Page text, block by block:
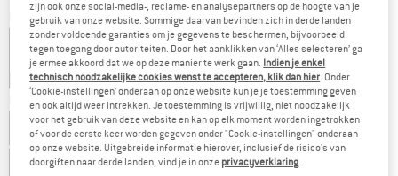
Kleur:Pink
-25% -25% -25% -25%
Kies een maat:
EU24 EU25 EU26 EU27 EU28 EU29
EU30 EU31 EU32 EU33 EU34
zijn ook onze social-media-, reclame- en analysepartners op de hoogte van je
gebruik van onze website. Sommige daarvan bevinden zich in derde landen
zonder voldoende garanties om je gegevens te beschermen, bijvoorbeeld
tegen toegang door autoriteiten. Door het aanklikken van ‘Alles selecteren’ ga
je ermee akkoord dat we op deze manier te werk gaan. Indien je enkel
technisch noodzakelijke cookies wenst te accepteren, klik dan hier . Onder
‘Cookie-instellingen’ onderaan op onze website kun je je toestemming geven
en ook altijd weer intrekken. Je toestemming is vrijwillig, niet noodzakelijk
voor het gebruik van deze website en kan op elk moment worden ingetrokken
of voor de eerste keer worden gegeven onder "Cookie-instellingen" onderaan
op onze website. Uitgebreide informatie hierover, inclusief de risico's van
doorgiften naar derde landen, vind je in onze privacyverklaring